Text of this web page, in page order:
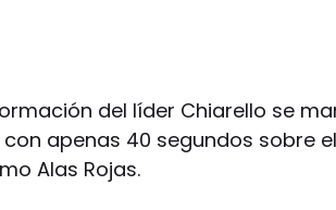
del líder Chiarello se
apenas 40 segundos sobre
Alas Rojas.